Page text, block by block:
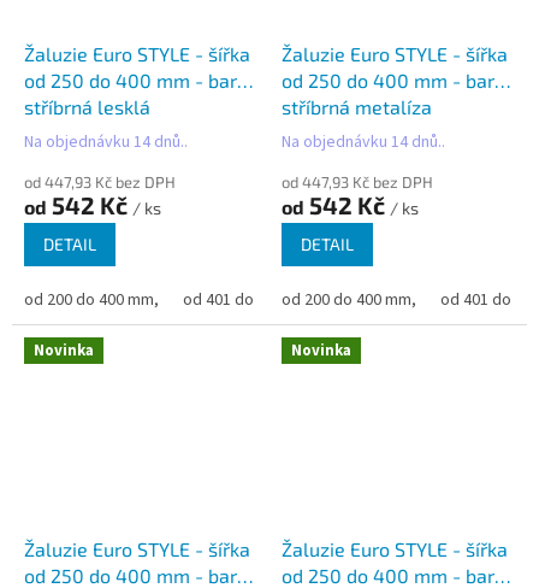
Žaluzie Euro STYLE - šířka
od 250 do 400 mm - barva
stříbrná lesklá
Na objednávku 14 dnů..
od 447,93 Kč bez DPH
od 542 Kč / ks
DETAIL
od 200 do 400 mm, od 401 do 500 mm, od 501 do 600 mm, od
Žaluzie Euro STYLE - šířka
od 250 do 400 mm - barva
stříbrná metalíza
Na objednávku 14 dnů..
od 447,93 Kč bez DPH
od 542 Kč / ks
DETAIL
od 200 do 400 mm, od 401 do
Novinka
Žaluzie Euro STYLE - šířka
od 250 do 400 mm - barva
Novinka
Žaluzie Euro STYLE - šířka
od 250 do 400 mm - barva